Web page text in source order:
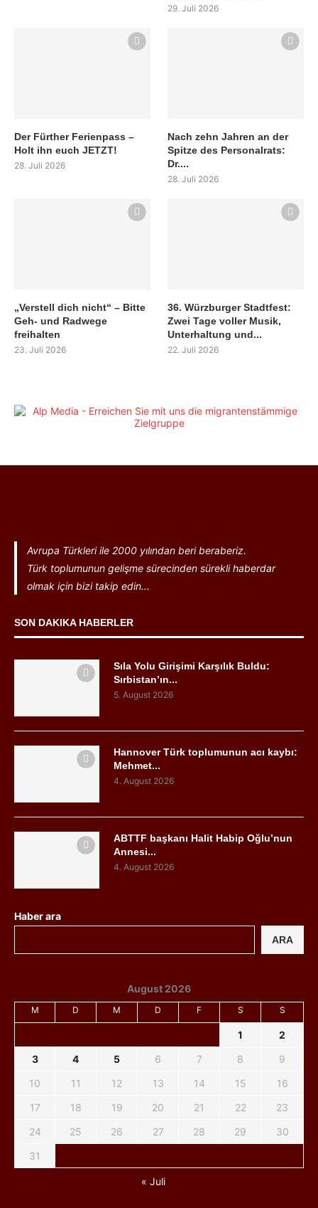
29. Juli 2026
Der Fürther Ferienpass –
Holt ihn euch JETZT!
28. Juli 2026
Nach zehn Jahren an der
Spitze des Personalrats:
Dr....
28. Juli 2026
„Verstell dich nicht“ – Bitte
Geh- und Radwege
freihalten
23. Juli 2026
36. Würzburger Stadtfest:
Zwei Tage voller Musik,
Unterhaltung und...
22. Juli 2026
Avrupa Türkleri ile 2000 yılından beri beraberiz.
Türk toplumunun gelişme sürecinden sürekli haberdar
olmak için bizi takip edin...
SON DAKIKA HABERLER
Sıla Yolu Girişimi Karşılık Buldu:
Sırbistan’ın...
5. August 2026
Hannover Türk toplumunun acı kaybı:
Mehmet...
4. August 2026
ABTTF başkanı Halit Habip Oğlu’nun
Annesi...
4. August 2026
Haber ara
ARA
August 2026
M D M D F S S
1
2
3
4 5 6 7 8
9
10
11 12 13 14 15
16
17
18 19 20 21 22
23
24
25 26 27 28 29
30
31
« Juli